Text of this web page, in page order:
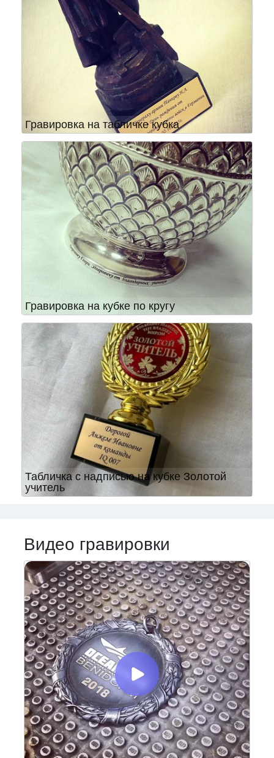
Гравировка на табличке кубка
Гравировка на кубке по кругу
Табличка с надписью на кубке Золотой
учитель
Видео гравировки